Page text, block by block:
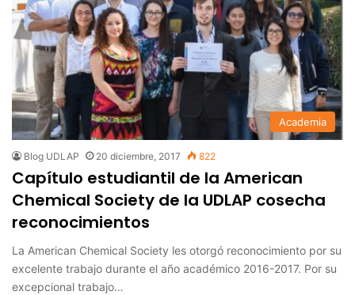
Academia
Blog UDLAP 20 diciembre, 2017 822
Capítulo estudiantil de la American
Chemical Society de la UDLAP cosecha
reconocimientos
La American Chemical Society les otorgó reconocimiento por su
excelente trabajo durante el año académico 2016-2017. Por su
excepcional trabajo…